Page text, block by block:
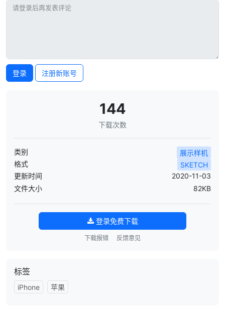
登录 注册新账号
144
下载次数
类别
展示样机
格式
SKETCH
更新时间
2020-11-03
文件大小
82KB
登录免费下载
下载报错 反馈意见
标签
iPhone 苹果